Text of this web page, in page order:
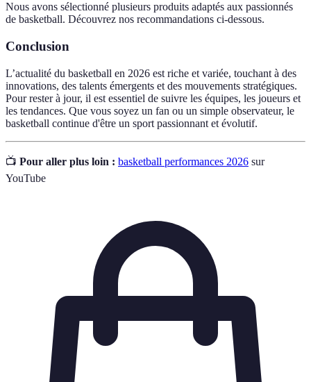
Nous avons sélectionné plusieurs produits adaptés aux passionnés
de basketball. Découvrez nos recommandations ci-dessous.
Conclusion
L’actualité du basketball en 2026 est riche et variée, touchant à des
innovations, des talents émergents et des mouvements stratégiques.
Pour rester à jour, il est essentiel de suivre les équipes, les joueurs et
les tendances. Que vous soyez un fan ou un simple observateur, le
basketball continue d'être un sport passionnant et évolutif.
📺 Pour aller plus loin : basketball performances 2026 sur
YouTube